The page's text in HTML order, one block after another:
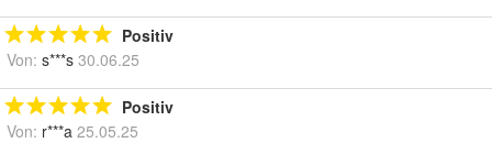
Positiv
Von: s***s 30.06.25
Positiv
Von: r***a 25.05.25